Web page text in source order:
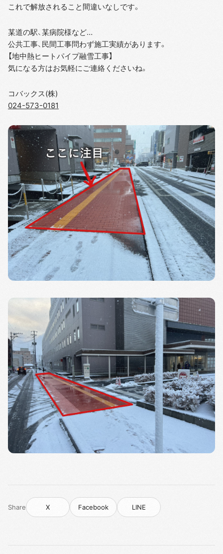
これで解放されること間違いなしです。
某道の駅、某病院様など…
公共工事、民間工事問わず施工実績があります。
【地中熱ヒートパイプ融雪工事】
気になる方はお気軽にご連絡くださいね。
コバックス(株)
024-573-0181
Share X Facebook LINE